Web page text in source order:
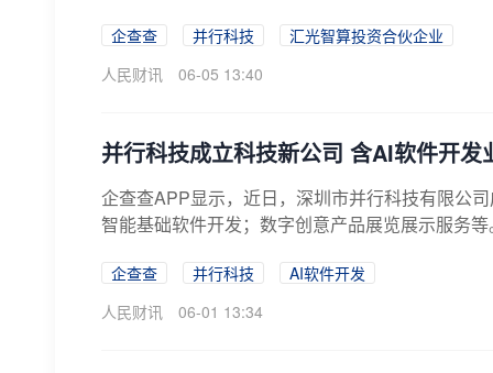
企查查 并行科技
汇光智算投资合伙企业
人民财讯
06-05 13:40
并行科技成立科技新公司 含AI软件开发
企查查APP显示，近日，深圳市并行科技有限公
智能基础软件开发；数字创意产品展览展示服务
企查查 并行科技
AI软件开发
人民财讯
06-01 13:34